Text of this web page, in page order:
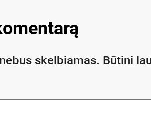
skelbiamas. Būtini